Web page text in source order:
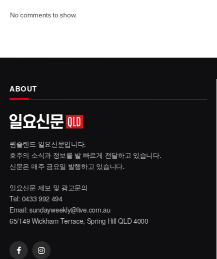
No comments to show.
ABOUT
퀸즐랜드 일요신문입니다.
호주의 소식과 정보를 발 빠르게 전달하고 있습니다.
신문은 매주 금요일 발행하고 있습니다.
일요신문 제보 및 광고문의
Tel: 0433 992 494
Email:sundayweekly@live.com.au
65/149 Wickham Terrace, Spring Hill QLD 4000
FacebookInstagram